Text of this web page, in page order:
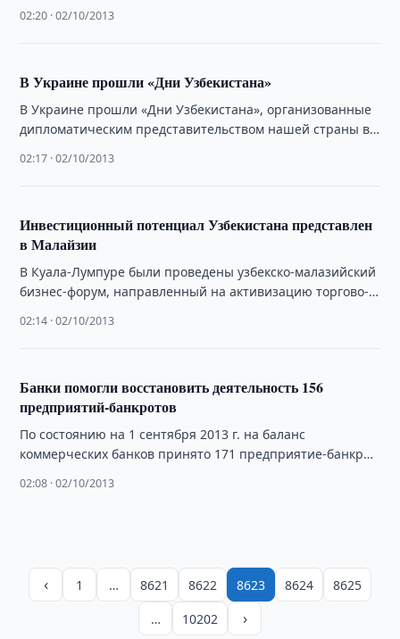
комплекса по …
02:20 · 02/10/2013
В Украине прошли «Дни Узбекистана»
В Украине прошли «Дни Узбекистана», организованные
дипломатическим представительством нашей страны в
независимости Республики Узбекистан. …
02:17 · 02/10/2013
Инвестиционный потенциал Узбекистана представлен
в Малайзии
В Куала-Лумпуре были проведены узбекско-малазийский
бизнес-форум, направленный на активизацию торгово-
инвестиционного и экономического потенциала
02:14 · 02/10/2013
Банки помогли восстановить деятельность 156
предприятий-банкротов
По состоянию на 1 сентября 2013 г. на баланс
коммерческих банков принято 171 предприятие-банкрот.
02:08 · 02/10/2013
‹ 1 … 8621 8622 8623 8624
8625
…
10202 ›